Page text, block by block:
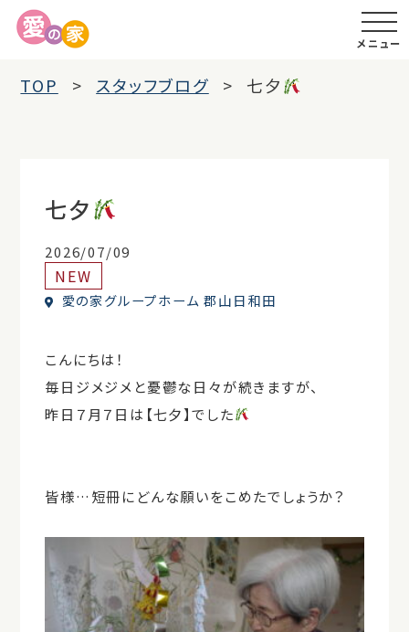
メニュー
TOP スタッフブログ 七夕
七夕
2026/07/09
NEW
愛の家グループホーム 郡山日和田
こんにちは！
毎日ジメジメと憂鬱な日々が続きますが、
昨日７月７日は【七夕】でした
皆様…短冊にどんな願いをこめたでしょうか？